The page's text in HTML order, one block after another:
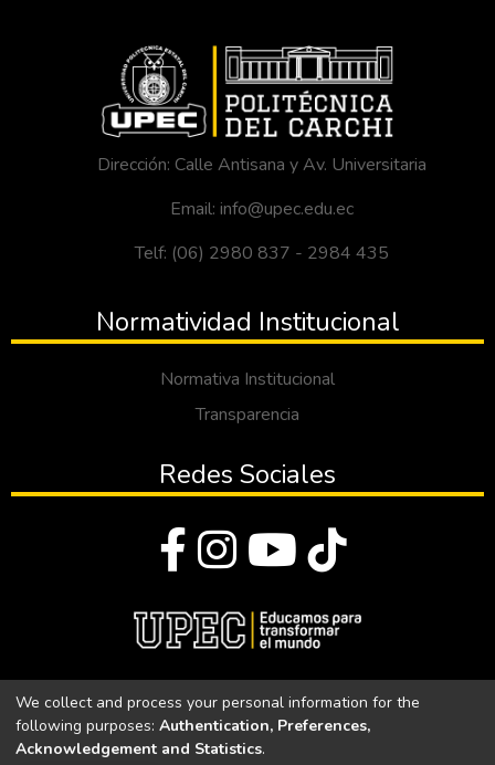
Dirección: Calle Antisana y Av. Universitaria
Email: info@upec.edu.ec
Telf: (06) 2980 837 - 2984 435
Normatividad Institucional
Normativa Institucional
Transparencia
Redes Sociales
Universidad Politécnica Estatal del Carchi
We collect and process your personal information for the
following purposes: Authentication, Preferences,
Acknowledgement and Statistics.